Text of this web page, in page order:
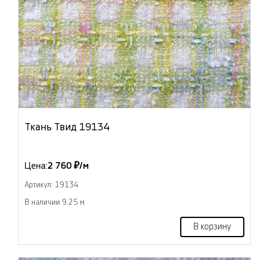
Ткань Твид 19134
Цена:2 760 ₽/м
Артикул: 19134
В наличии 9.25 м
В корзину